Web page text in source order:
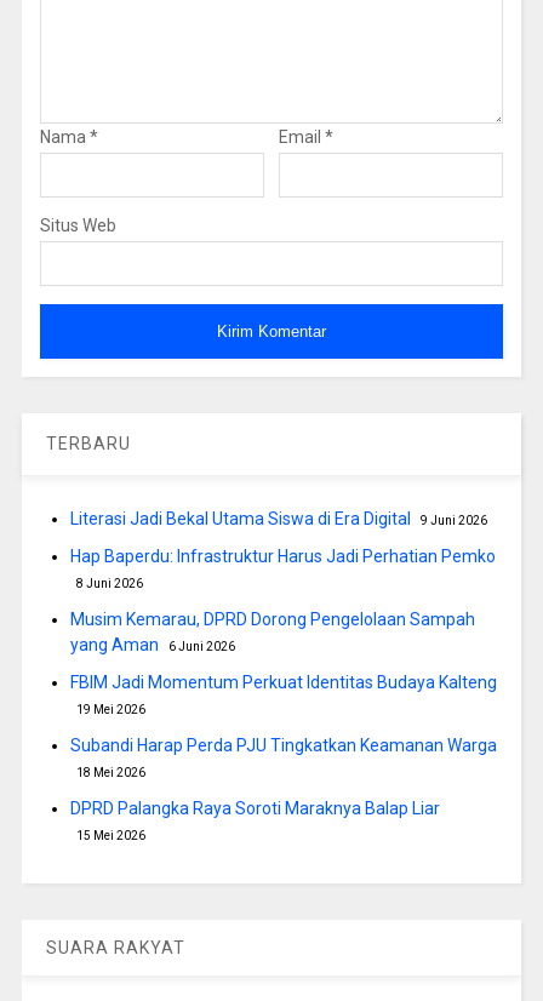
Nama * Email *
Situs Web
TERBARU
Literasi Jadi Bekal Utama Siswa di Era Digital 9 Juni 2026
Hap Baperdu: Infrastruktur Harus Jadi Perhatian Pemko
8 Juni 2026
Musim Kemarau, DPRD Dorong Pengelolaan Sampah
yang Aman
6 Juni 2026
FBIM Jadi Momentum Perkuat Identitas Budaya Kalteng
19 Mei 2026
Subandi Harap Perda PJU Tingkatkan Keamanan Warga
18 Mei 2026
DPRD Palangka Raya Soroti Maraknya Balap Liar
15 Mei 2026
SUARA RAKYAT